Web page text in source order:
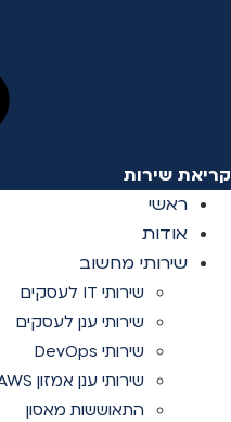
קריאת שירות
ראשי
אודות
שירותי מחשוב
שירותי IT לעסקים
שירותי ענן לעסקים
שירותי DevOps
שירותי ענן אמזון AWS
התאוששות מאסון